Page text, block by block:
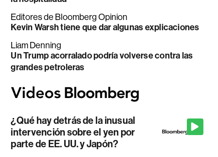
Editores de Bloomberg Opinion
Kevin Warsh tiene que dar algunas explicaciones
Liam Denning
Un Trump acorralado podría volverse contra las
grandes petroleras
¿Qué hay detrás de la inusual
intervención sobre el yen por
parte de EE. UU. y Japón?